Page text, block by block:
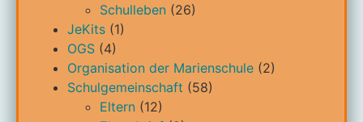
Schulleben (26)
JeKits (1)
OGS (4)
Organisation der Marienschule (2)
Schulgemeinschaft (58)
Eltern (12)